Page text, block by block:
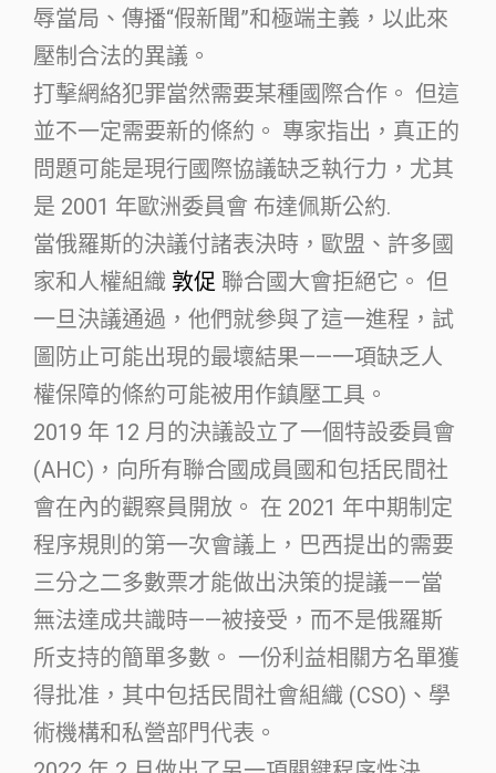
辱當局、傳播“假新聞”和極端主義，以此來
壓制合法的異議。
打擊網絡犯罪當然需要某種國際合作。 但這
並不一定需要新的條約。 專家指出，真正的
問題可能是現行國際協議缺乏執行力，尤其
是 2001 年歐洲委員會 布達佩斯公約.
當俄羅斯的決議付諸表決時，歐盟、許多國
家和人權組織 敦促 聯合國大會拒絕它。 但
一旦決議通過，他們就參與了這一進程，試
圖防止可能出現的最壞結果——一項缺乏人
權保障的條約可能被用作鎮壓工具。
2019 年 12 月的決議設立了一個特設委員會
(AHC)，向所有聯合國成員國和包括民間社
會在內的觀察員開放。 在 2021 年中期制定
程序規則的第一次會議上，巴西提出的需要
三分之二多數票才能做出決策的提議——當
無法達成共識時——被接受，而不是俄羅斯
所支持的簡單多數。 一份利益相關方名單獲
得批准，其中包括民間社會組織 (CSO)、學
術機構和私營部門代表。